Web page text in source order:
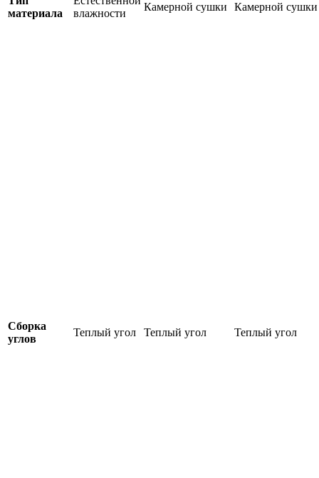
материала
влажности
Камерной сушки Камерной сушки
Сборка
углов
Теплый угол Теплый угол Теплый угол